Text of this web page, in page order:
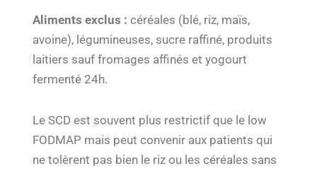
Aliments exclus : céréales (blé, riz, maïs,
avoine), légumineuses, sucre raffiné, produits
laitiers sauf fromages affinés et yogourt
fermenté 24h.
Le SCD est souvent plus restrictif que le low
FODMAP mais peut convenir aux patients qui
ne tolèrent pas bien le riz ou les céréales sans